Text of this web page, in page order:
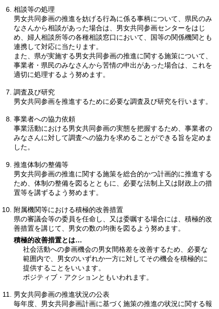
相談等の処理
男女共同参画の推進を妨げる行為に係る事柄について、県民のみ
なさんから相談があった場合は、男女共同参画センターをはじ
め、婦人相談所等の各種相談窓口において、国等の関係機関とも
連携して対応に当たります。
また、県が実施する男女共同参画の推進に関する施策について、
事業者・県民のみなさんから苦情の申出があった場合は、これを
適切に処理するよう努めます。
調査及び研究
男女共同参画を推進するために必要な調査及び研究を行います。
事業者への協力依頼
事業活動における男女共同参画の実態を把握するため、事業者の
みなさんに対して調査への協力を求めることができる旨を定めま
した。
推進体制の整備等
男女共同参画の推進に関する施策を総合的かつ計画的に推進する
ため、体制の整備を図るとともに、必要な法制上又は財政上の措
置等を講ずるよう努めます。
附属機関等における積極的改善措置
県の審議会等の委員を任命し、又は委嘱する場合には、積極的改
善措置を講じて、男女の数の均衡を図るよう努めます。
積極的改善措置とは…
社会活動への参画機会の男女間格差を改善するため、必要な
範囲内で、男女のいずれか一方に対してその機会を積極的に
提供することをいいます。
ポジティブ・アクションともいわれます。
男女共同参画の推進状況の公表
毎年度、男女共同参画計画に基づく施策の推進の状況に関する報